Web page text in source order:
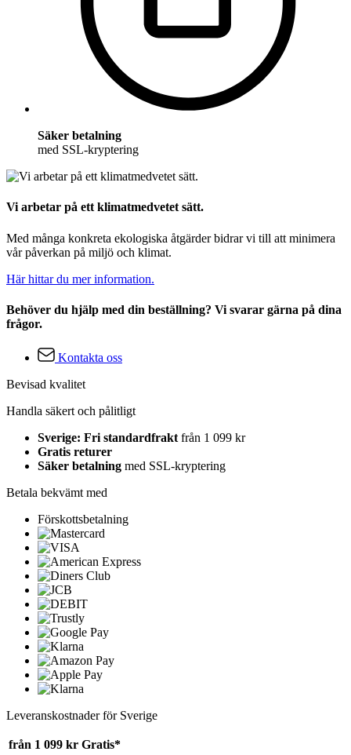
Säker betalning
med SSL-kryptering
Vi arbetar på ett klimatmedvetet sätt.
Med många konkreta ekologiska åtgärder bidrar vi till att minimera
vår påverkan på miljö och klimat.
Här hittar du mer information.
Behöver du hjälp med din beställning? Vi svarar gärna på dina
frågor.
Kontakta oss
Bevisad kvalitet
Handla säkert och pålitligt
Sverige: Fri standardfrakt från 1 099 kr
Gratis returer
Säker betalning med SSL-kryptering
Betala bekvämt med
Förskottsbetalning
Leveranskostnader för Sverige
från 1 099 kr Gratis*